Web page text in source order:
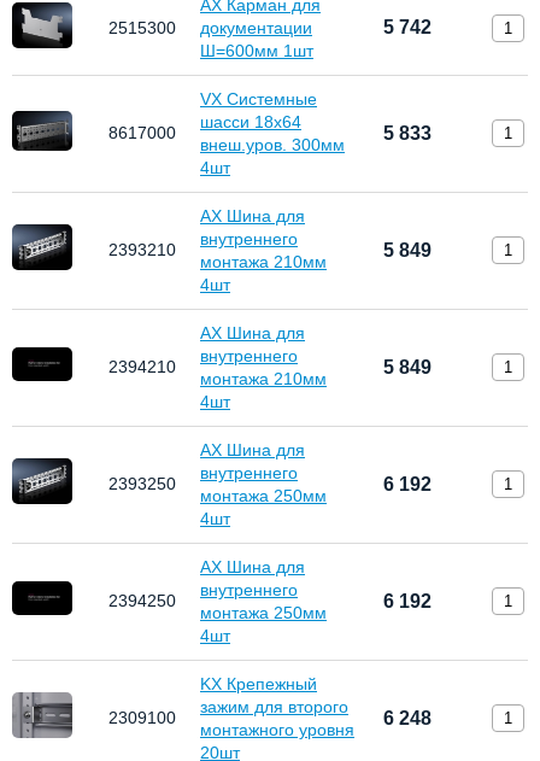
2515300
AX Карман для
документации
Ш=600мм 1шт
5 742
8617000
VX Системные
шасси 18х64
внеш.уров. 300мм
4шт
5 833
2393210
AX Шина для
внутреннего
монтажа 210мм
4шт
5 849
2394210
AX Шина для
внутреннего
монтажа 210мм
4шт
5 849
2393250
AX Шина для
внутреннего
монтажа 250мм
4шт
6 192
2394250
AX Шина для
внутреннего
монтажа 250мм
4шт
6 192
2309100
KX Крепежный
зажим для второго
монтажного уровня
20шт
6 248